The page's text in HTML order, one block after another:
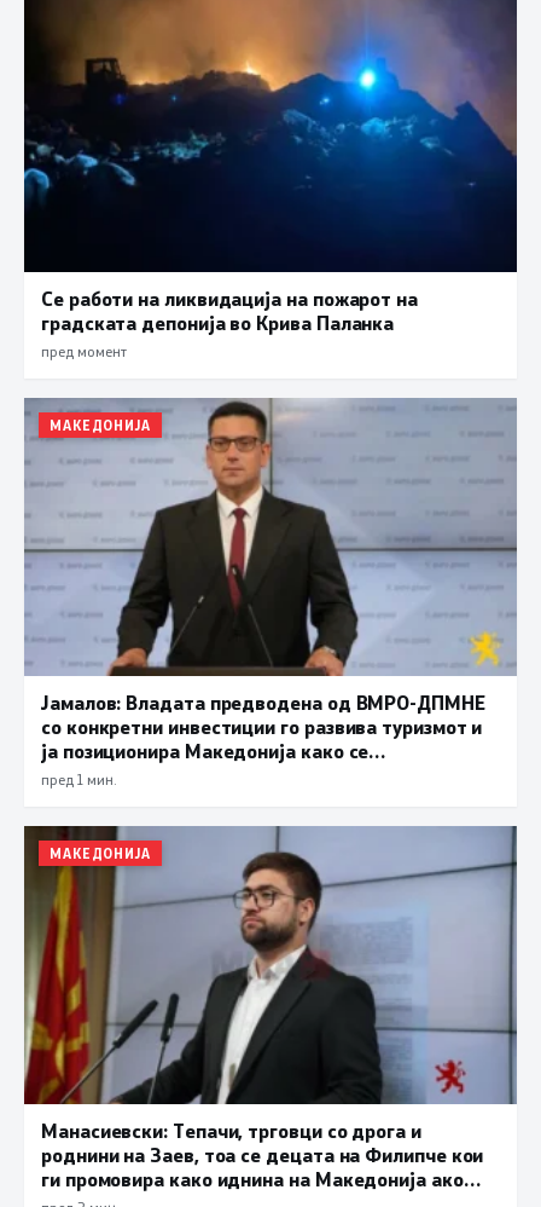
Се работи на ликвидација на пожарот на
градската депонија во Крива Паланка
пред момент
МАКЕДОНИЈА
Јамалов: Владата предводена од ВМРО-ДПМНЕ
со конкретни инвестиции го развива туризмот и
ја позиционира Македонија како се
поатрактивна туристичка дестинација
пред 1 мин.
МАКЕДОНИЈА
Манасиевски: Тепачи, трговци со дрога и
роднини на Заев, тоа се децата на Филипче кои
ги промoвира како иднина на Македонија ако